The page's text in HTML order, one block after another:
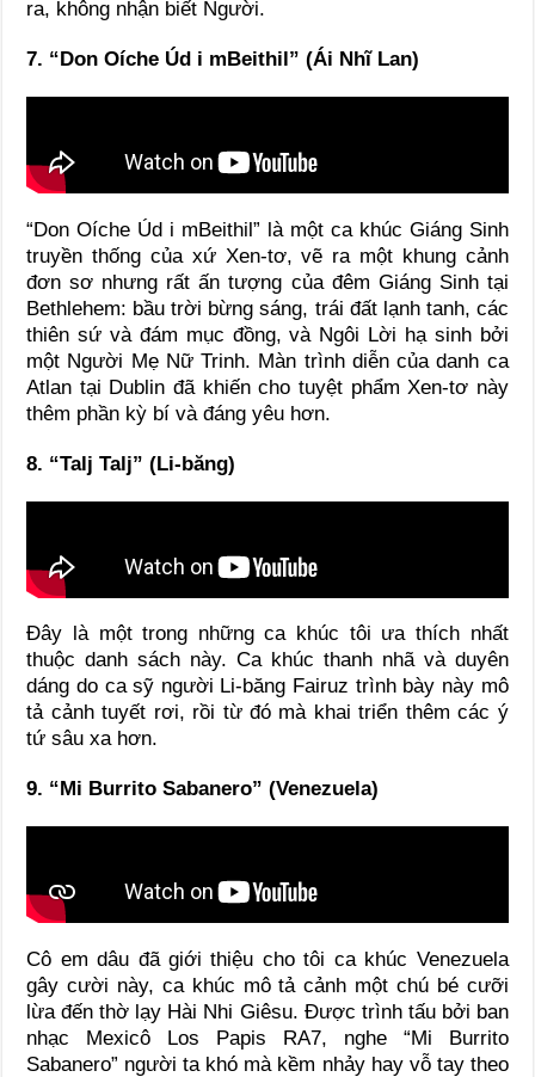
ra, không nhận biết Người.
7. “Don Oíche Úd i mBeithil” (Ái Nhĩ Lan)
“Don Oíche Úd i mBeithil” là một ca khúc Giáng Sinh
truyền thống của xứ Xen-tơ, vẽ ra một khung cảnh
đơn sơ nhưng rất ấn tượng của đêm Giáng Sinh tại
Bethlehem: bầu trời bừng sáng, trái đất lạnh tanh, các
thiên sứ và đám mục đồng, và Ngôi Lời hạ sinh bởi
một Người Mẹ Nữ Trinh. Màn trình diễn của danh ca
Atlan tại Dublin đã khiến cho tuyệt phẩm Xen-tơ này
thêm phần kỳ bí và đáng yêu hơn.
8. “Talj Talj” (Li-băng)
Đây là một trong những ca khúc tôi ưa thích nhất
thuộc danh sách này. Ca khúc thanh nhã và duyên
dáng do ca sỹ người Li-băng Fairuz trình bày này mô
tả cảnh tuyết rơi, rồi từ đó mà khai triển thêm các ý
tứ sâu xa hơn.
9. “Mi Burrito Sabanero” (Venezuela)
Cô em dâu đã giới thiệu cho tôi ca khúc Venezuela
gây cười này, ca khúc mô tả cảnh một chú bé cưỡi
lừa đến thờ lạy Hài Nhi Giêsu. Được trình tấu bởi ban
nhạc Mexicô Los Papis RA7, nghe “Mi Burrito
Sabanero” người ta khó mà kềm nhảy hay vỗ tay theo